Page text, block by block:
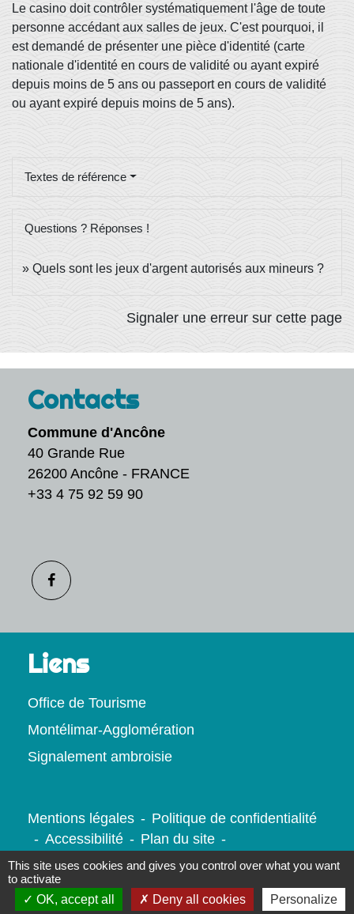
Le casino doit contrôler systématiquement l'âge de toute
personne accédant aux salles de jeux. C'est pourquoi, il
est demandé de présenter une pièce d'identité (carte
nationale d'identité en cours de validité ou ayant expiré
depuis moins de 5 ans ou passeport en cours de validité
ou ayant expiré depuis moins de 5 ans).
Textes de référence
Questions ? Réponses !
Quels sont les jeux d'argent autorisés aux mineurs ?
Signaler une erreur sur cette page
Contacts
Commune d'Ancône
40 Grande Rue
26200 Ancône - FRANCE
+33 4 75 92 59 90
Liens
Office de Tourisme
Montélimar-Agglomération
Signalement ambroisie
Mentions légales - Politique de confidentialité
- Accessibilité - Plan du site -
Gestion des cookies
Site créé en partenariat avec Réseau des Communes
This site uses cookies and gives you control over what you want
to activate
OK, accept all
Deny all cookies Personalize